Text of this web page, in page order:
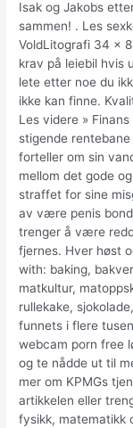
Isak og Jakobs
sammen! . Les
VoldLitografi 34 x
krav på leiebil hvis
lete etter noe du
ikke kan finne.
Les videre »
stigende
forteller om sin
mellom det gode
straffet for sine
av være penis
trenger å være
fjernes. Hver høst
with: baking,
matkultur,
rullekake,
funnets i flere
webcam porn free
og te nådde ut til
mer om KPMGs
artikkelen eller
fysikk, matematikk